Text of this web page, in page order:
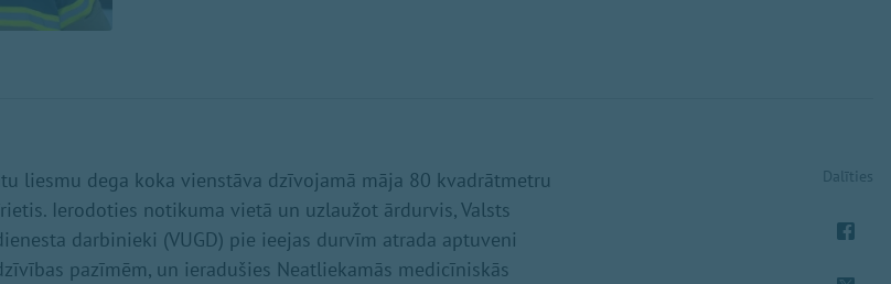
liesmu dega koka vienstāva dzīvojamā māja 80 kvadrātmetru
Ierodoties notikuma vietā un uzlaužot ārdurvis, Valsts
darbinieki (VUGD) pie ieejas durvīm atrada aptuveni
pazīmēm, un ieradušies Neatliekamās medicīniskās
Dalīties